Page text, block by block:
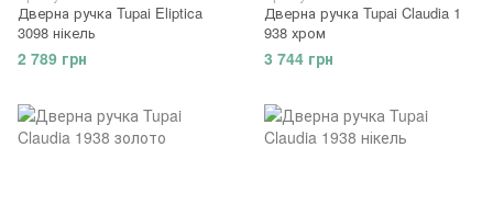
Дверна ручка Tupai Eliptica
3098 нікель
2 789 грн
Дверна ручка Tupai Claudia 1
938 хром
3 744 грн